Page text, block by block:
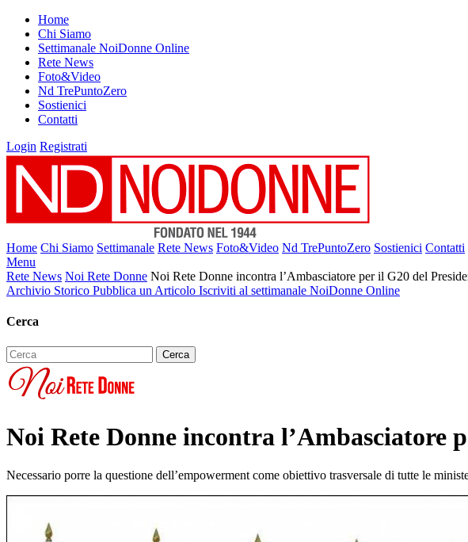
Home
Chi Siamo
Settimanale NoiDonne Online
Rete News
Foto&Video
Nd TrePuntoZero
Sostienici
Contatti
Login Registrati
Home Chi Siamo Settimanale Rete News Foto&Video Nd TrePuntoZero Sostienici Contatti
Menu
Rete News Noi Rete Donne Noi Rete Donne incontra l’Ambasciatore per il G20 del
Archivio Storico Pubblica un Articolo Iscriviti al settimanale NoiDonne Online
Cerca
Noi Rete Donne incontra l’Ambasciatore
Necessario porre la questione dell’empowerment come obiettivo trasversale di tutte le